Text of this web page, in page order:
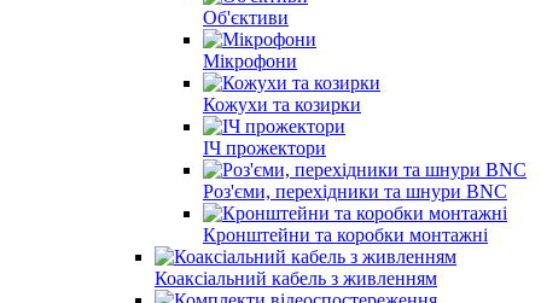
Об'єктиви
Мікрофони
Кожухи та козирки
ІЧ прожектори
Роз'єми, перехідники та шнури BNC
Кронштейни та коробки монтажні
Коаксіальний кабель з живленням